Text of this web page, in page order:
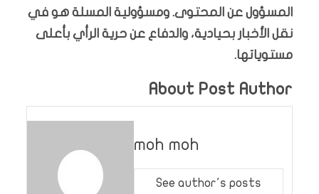
المسؤول عن المحتوى. ومسؤولية المسلة هو في
نقل الأخبار بحيادية، والدفاع عن حرية الرأي بأعلى
مستوياتها.
About Post Author
moh moh
See author's posts